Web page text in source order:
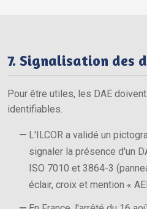
7. Signalisation des
Pour être utiles, les DAE
identifiables.
L'ILCOR a validé un
signaler la présence d'un
ISO 7010 et 3864-3
éclair, croix et mention «